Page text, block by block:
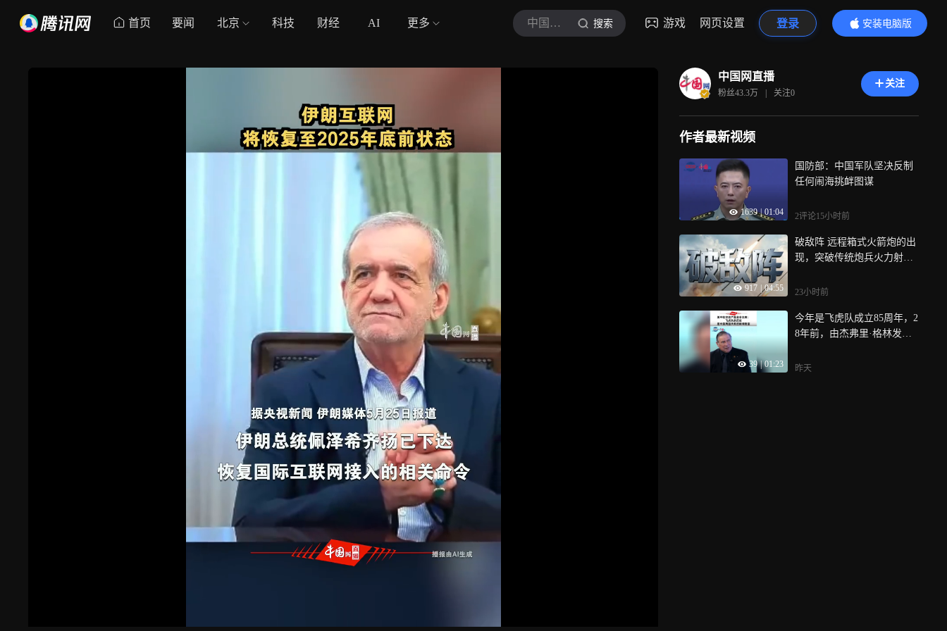
首页 要闻 北京 科技 财经 AI 更多 中国网直播 搜索 游戏 网页设置 登录
安装电脑版
内容更精彩
中国网直播
粉丝43.3万 | 关注0
关注
作者最新视频
1639 | 01:04
国防部：中国军队坚决反制
任何闹海挑衅图谋
2评论15小时前
917 04:55
破敌阵 远程箱式火箭炮的出
现，突破传统炮兵火力射程
精确化、智能化升级的重要
合作战体系中，既可一同打
覆盖，也可自主打精准
23小时前
39 | 01:23
今年是飞虎队成立85周年，2
8年前，由杰弗里·格林发起
立，致力于传播飞虎队故
昨天